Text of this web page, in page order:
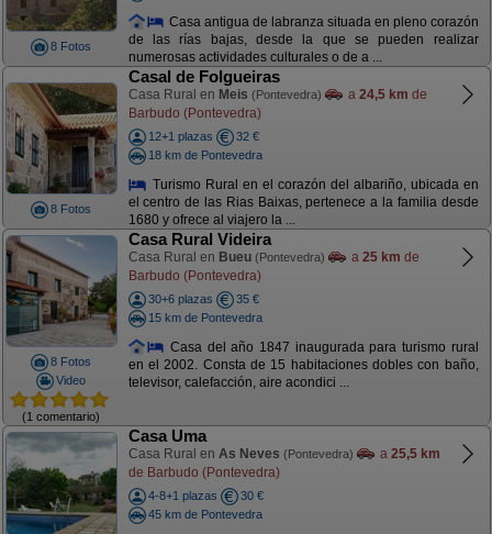
8 Fotos
Casa antigua de labranza situada en pleno corazón
de las rías bajas, desde la que se pueden realizar
numerosas actividades culturales o de a ...
8 Fotos
Casal de Folgueiras
Casa Rural en Meis (Pontevedra) a 24,5 km de
Barbudo (Pontevedra)
12+1 plazas
32 €
18 km de Pontevedra
Turismo Rural en el corazón del albariño, ubicada en
el centro de las Rias Baixas, pertenece a la familia desde
1680 y ofrece al viajero la ...
8 Fotos
Video
(1 comentario)
Casa Rural Videira
Casa Rural en Bueu (Pontevedra) a 25 km de
Barbudo (Pontevedra)
30+6 plazas
35 €
15 km de Pontevedra
Casa del año 1847 inaugurada para turismo rural
en el 2002. Consta de 15 habitaciones dobles con baño,
televisor, calefacción, aire acondici ...
Casa Uma
Casa Rural en As Neves (Pontevedra) a 25,5 km
de Barbudo (Pontevedra)
4-8+1 plazas
30 €
45 km de Pontevedra